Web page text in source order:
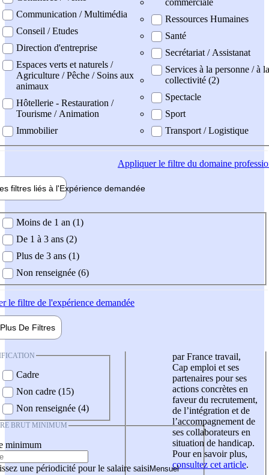
Communication / Multimédia
Conseil / Etudes
Direction d'entreprise
Espaces verts et naturels /
Agriculture / Pêche / Soins aux
animaux
Hôtellerie - Restauration /
Tourisme / Animation
Immobilier
Ressources Humaines
Santé
Secrétariat / Assistanat
Services à la personne / à la
collectivité (2)
Spectacle
Sport
Transport / Logistique
Appliquerle filtre du domaine
filtres liés à l'Expérience demandée
demandée
Moins de 1 an (1)
De 1 à 3 ans (2)
Plus de 3 ans (1)
Non renseignée (6)
le filtre de l'expérience demandée
Plus De Filtres
Cadre
Non cadre (15)
Non renseignée (4)
BRUT MINIMUM
minimum
une périodicité pour le salaire saisi
par France travail,
Cap emploi et ses
partenaires pour ses
actions concrètes en
faveur du recrutement,
de l’intégration et de
l’accompagnement de
ses collaborateurs en
situation de handicap.
Pour en savoir plus,
consultez cet article.